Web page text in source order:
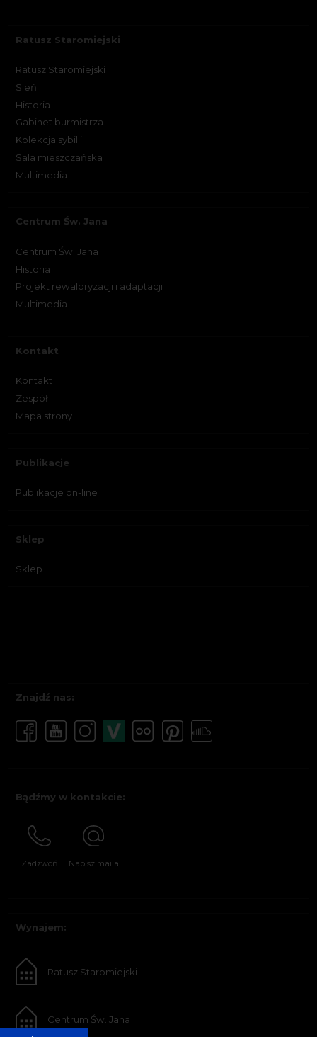
Ratusz Staromiejski
Ratusz Staromiejski
Sień
Historia
Gabinet burmistrza
Kolekcja sybilli
Sala mieszczańska
Multimedia
Centrum Św. Jana
Centrum Św. Jana
Historia
Projekt rewaloryzacji i adaptacji
Multimedia
Kontakt
Kontakt
Zespół
Mapa strony
Publikacje
Publikacje on-line
Sklep
Sklep
Znajdź nas:
Bądźmy w kontakcie:
Zadzwoń Napisz maila
Wynajem:
Ratusz Staromiejski
Centrum Św. Jana